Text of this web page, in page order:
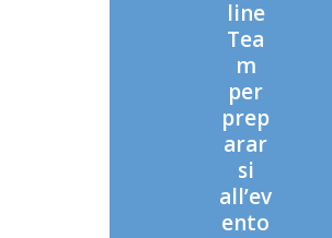
line
Tea
m
per
prep
arar
si
all’ev
ento